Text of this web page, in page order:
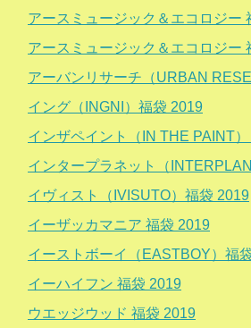
アースミュージック＆エコロジー
アースミュージック＆エコロジー
アーバンリサーチ（URBAN
イング（INGNI）福袋 2019
インザペイント（IN THE PAINT
インタープラネット（
イヴィスト（IVISUTO）福袋 2019
イーザッカマニア 福袋 2019
イーストボーイ（EASTBOY）福
イーハイフン 福袋 2019
ウエッジウッド 福袋 2019